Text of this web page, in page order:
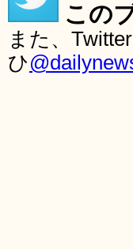
この
また、
ひ